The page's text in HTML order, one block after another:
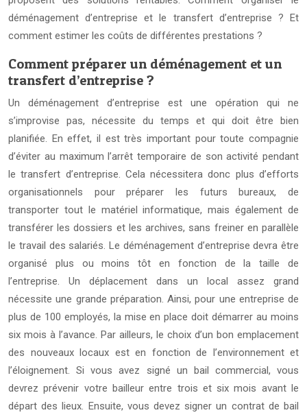
déménagement d’entreprise et le transfert d’entreprise ? Et
comment estimer les coûts de différentes prestations ?
Comment préparer un déménagement et un
transfert d’entreprise ?
Un déménagement d’entreprise est une opération qui ne
s’improvise pas, nécessite du temps et qui doit être bien
planifiée. En effet, il est très important pour toute compagnie
d’éviter au maximum l’arrêt temporaire de son activité pendant
le transfert d’entreprise. Cela nécessitera donc plus d’efforts
organisationnels pour préparer les futurs bureaux, de
transporter tout le matériel informatique, mais également de
transférer les dossiers et les archives, sans freiner en parallèle
le travail des salariés. Le déménagement d’entreprise devra être
organisé plus ou moins tôt en fonction de la taille de
l’entreprise. Un déplacement dans un local assez grand
nécessite une grande préparation. Ainsi, pour une entreprise de
plus de 100 employés, la mise en place doit démarrer au moins
six mois à l’avance. Par ailleurs, le choix d’un bon emplacement
des nouveaux locaux est en fonction de l’environnement et
l’éloignement. Si vous avez signé un bail commercial, vous
devrez prévenir votre bailleur entre trois et six mois avant le
départ des lieux. Ensuite, vous devez signer un contrat de bail